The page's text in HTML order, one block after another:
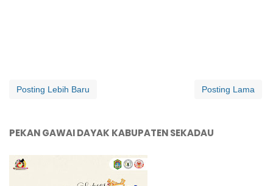
Posting Lebih Baru Posting Lama
PEKAN GAWAI DAYAK KABUPATEN SEKADAU